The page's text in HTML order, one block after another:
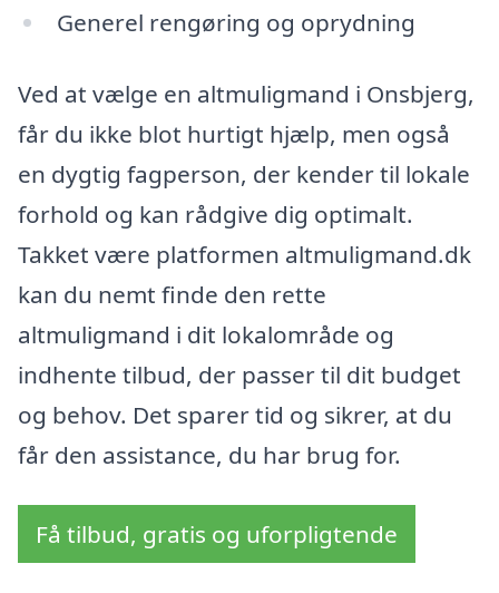
Generel rengøring og oprydning
Ved at vælge en altmuligmand i Onsbjerg,
får du ikke blot hurtigt hjælp, men også
en dygtig fagperson, der kender til lokale
forhold og kan rådgive dig optimalt.
Takket være platformen altmuligmand.dk
kan du nemt finde den rette
altmuligmand i dit lokalområde og
indhente tilbud, der passer til dit budget
og behov. Det sparer tid og sikrer, at du
får den assistance, du har brug for.
Få tilbud, gratis og uforpligtende